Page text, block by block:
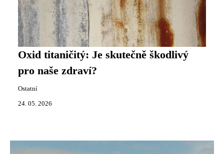
Oxid titaničitý: Je skutečně škodlivý
pro naše zdraví?
Ostatní
24. 05. 2026